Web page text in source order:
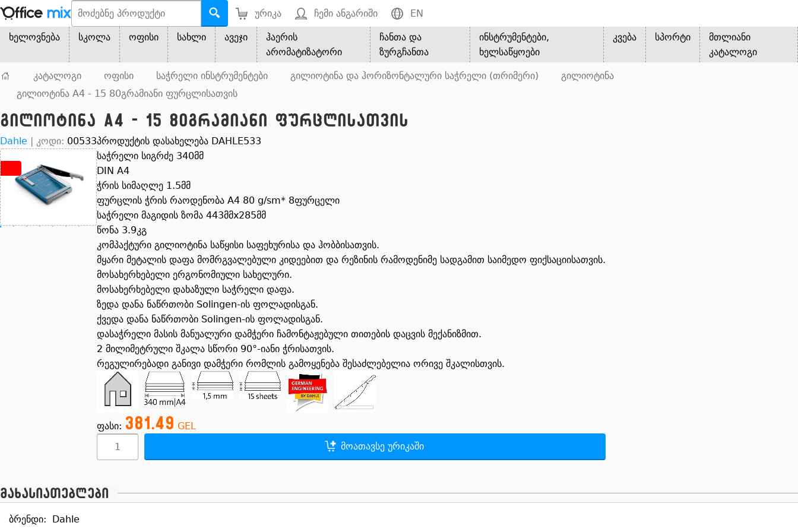
ურიკა ჩემი ანგარიში EN
ხელოვნება სკოლა ოფისი სახლი ავეჯი
ჰაერის
არომატიზატორი
ჩანთა და
ზურგჩანთა
ინსტრუმენტები,
ხელსაწყოები
კვება სპორტი
მთლიანი
კატალოგი
კატალოგი ოფისი საჭრელი ინსტრუმენტები გილიოტინა და ჰორიზონტალური საჭრელი (თრიმერი)
გილიოტინა
გილიოტინა A4 - 15 80გრამიანი ფურცლისათვის
გილიოტინა A4 - 15 80გრამიანი ფურცლისათვის
Dahle | კოდი: 00533პროდუქტის დასახელება DAHLE533
საჭრელი სიგრძე 340მმ
DIN A4
ჭრის სიმაღლე 1.5მმ
ფურცლის ჭრის რაოდენობა A4 80 g/sm* 8ფურცელი
საჭრელი მაგიდის ზომა 443მმx285მმ
წონა 3.9კგ
კომპაქტური გილიოტინა საწყისი საფეხურისა და ჰობბისათვის.
მყარი მეტალის დაფა მომრგვალებული კიდეებით და რეზინის რამოდენიმე სადგამით საიმედო ფიქსაციისათვის.
მოსახერხებელი ერგონომიული სახელური.
მოსახერხებელი დახაზული საჭრელი დაფა.
ზედა დანა ნაწრთობი Solingen-ის ფოლადისგან.
ქვედა დანა ნაწრთობი Solingen-ის ფოლადისგან.
დასაჭრელი მასის მანუალური დამჭერი ჩამონტაჟებული თითების დაცვის მექანიზმით.
2 მილიმეტრული შკალა სწორი 90°-იანი ჭრისათვის.
რეგულირებადი განივი დამჭერი რომლის გამოყენება შესაძლებელია ორივე შკალისთვის.
ფასი: 381.49 GEL
მოათავსე ურიკაში
მახასიათებლები
ბრენდი: Dahle